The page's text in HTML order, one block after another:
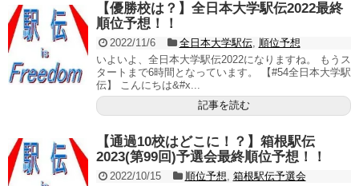
【優勝校は？】全日本大学駅伝2022最終
順位予想！！
2022/11/6 全日本大学駅伝, 順位予想
いよいよ、全日本大学駅伝2022になりますね。 もうス
タートまで6時間となっています。 【#54全日本大学駅
伝】 こんにちは&#x...
記事を読む
【通過10校はどこに！？】箱根駅伝
2023(第99回)予選会最終順位予想！！
2022/10/15 順位予想, 箱根駅伝予選会